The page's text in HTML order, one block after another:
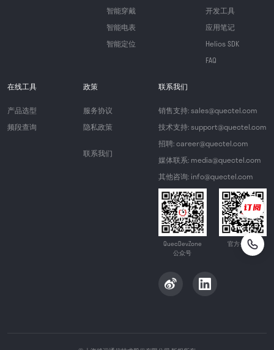
智能穿戴
智能电表
智能定位
开发工具
应用笔记
Helios SDK
FAQ
在线工具
产品选型
频段查询
政策
服务协议
隐私政策
联系我们
联系我们
销售支持: sales@quectel.com
技术支持: support@quectel.com
招聘: career@quectel.com
媒体联系: media@quectel.com
其他咨询: info@quectel.com
QuecDevZone
公众号
官方公众号